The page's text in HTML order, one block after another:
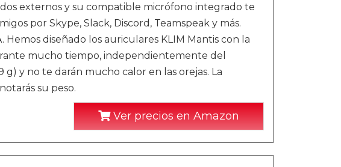
externos y su compatible micrófono integrado te
por Skype, Slack, Discord, Teamspeak y más.
Hemos diseñado los auriculares KLIM Mantis con la
mucho tiempo, independientemente del
g) y no te darán mucho calor en las orejas. La
su peso.
Ver precios en Amazon